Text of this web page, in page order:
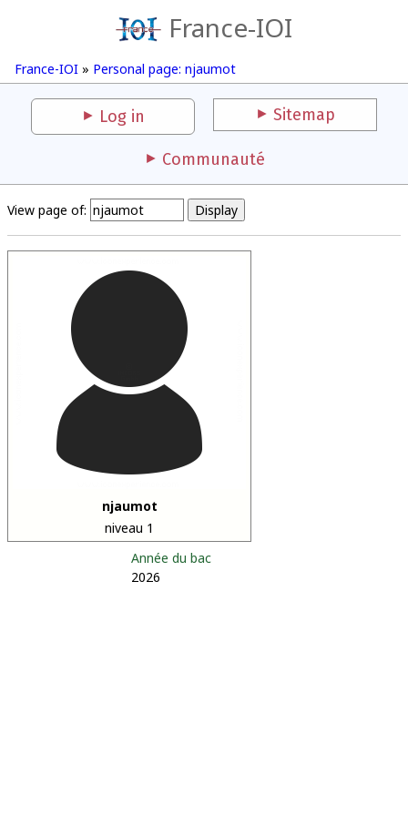
France-IOI
France-IOI » Personal page: njaumot
Log in Sitemap
Communauté
View page of:
njaumot
niveau 1
Année du bac
2026